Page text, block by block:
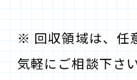
※ 回収領域は、任
気軽にご相談下さい